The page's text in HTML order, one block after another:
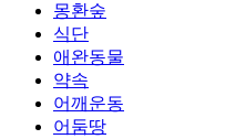
몽환숲
식단
애완동물
약속
어깨운동
어둠땅